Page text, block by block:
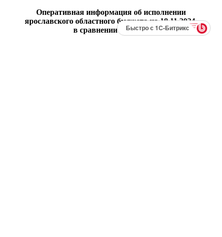
Оперативная информация об исполнении
ярославского областного бюджета на 18.11.2024,
в сравнении с АППГ.Быстро с 1С-Битрикс